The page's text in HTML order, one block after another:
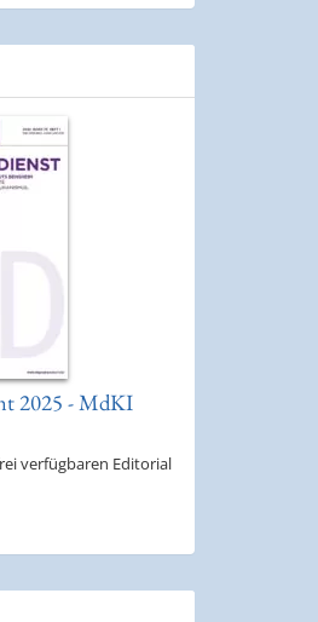
2025 - MdKI
verfügbaren Editorial